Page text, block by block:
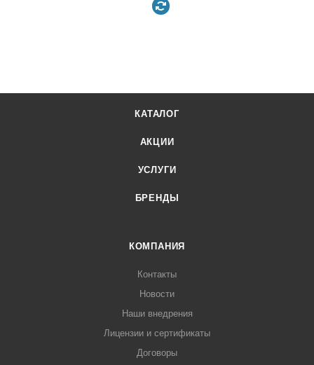
КАТАЛОГ
АКЦИИ
УСЛУГИ
БРЕНДЫ
КОМПАНИЯ
Контакты
Новости
Наши внедрения
Лицензии и сертификаты
Договоры